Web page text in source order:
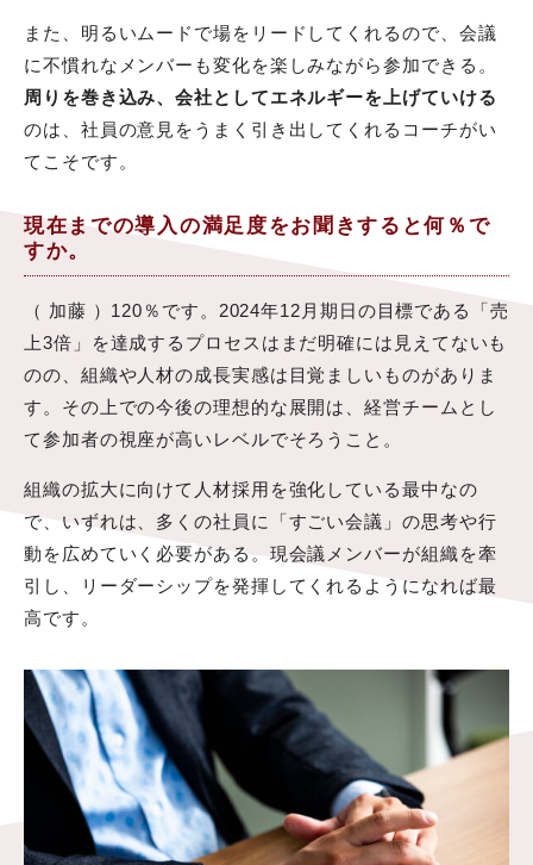
また、明るいムードで場をリードしてくれるので、会議
に不慣れなメンバーも変化を楽しみながら参加できる。
周りを巻き込み、会社としてエネルギーを上げていける
のは、社員の意見をうまく引き出してくれるコーチがい
てこそです。
現在までの導入の満足度をお聞きすると何％で
すか。
（ 加藤 ）120％です。2024年12月期日の目標である「売
上3倍」を達成するプロセスはまだ明確には見えてないも
のの、組織や人材の成長実感は目覚ましいものがありま
す。その上での今後の理想的な展開は、経営チームとし
て参加者の視座が高いレベルでそろうこと。
組織の拡大に向けて人材採用を強化している最中なの
で、いずれは、多くの社員に「すごい会議」の思考や行
動を広めていく必要がある。現会議メンバーが組織を牽
引し、リーダーシップを発揮してくれるようになれば最
高です。